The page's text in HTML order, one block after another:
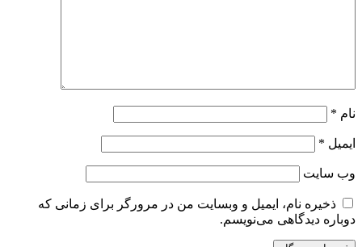
نام *
ایمیل *
وب‌ سایت
ذخیره نام، ایمیل و وبسایت من در مرورگر برای زمانی که
دوباره دیدگاهی می‌نویسم.